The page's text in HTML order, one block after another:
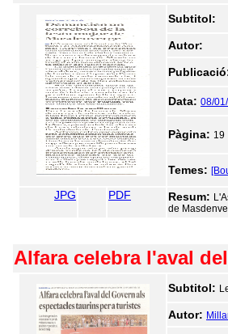
Subtitol:
Autor:
Data: 08/
Pàgina: 19
Temes:
JPG PDF Resum:
de
Alfara celebra l'aval
Subtitol:
Autor: